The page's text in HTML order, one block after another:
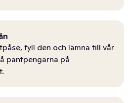
fyll den och lämna till vår
pantpengarna på